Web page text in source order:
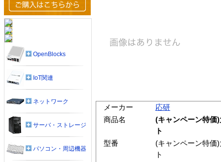
メーカー
応研
商品名
(キャンペーン特価
ト
型番
(キャンペーン特価
ト
OpenBlocks
IoT関連
ネットワーク
サーバ・ストレージ
パソコン・周辺機器